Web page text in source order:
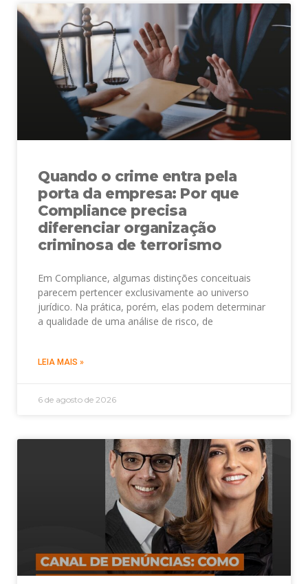
Quando o crime entra pela
porta da empresa: Por que
Compliance precisa
diferenciar organização
criminosa de terrorismo
Em Compliance, algumas distinções conceituais
parecem pertencer exclusivamente ao universo
jurídico. Na prática, porém, elas podem determinar
a qualidade de uma análise de risco, de
LEIA MAIS »
6 de agosto de 2026